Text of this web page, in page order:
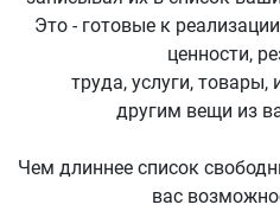
Это - готовые к
ценности,
труда, услуги,
другим вещи из
Чем длиннее список
вас